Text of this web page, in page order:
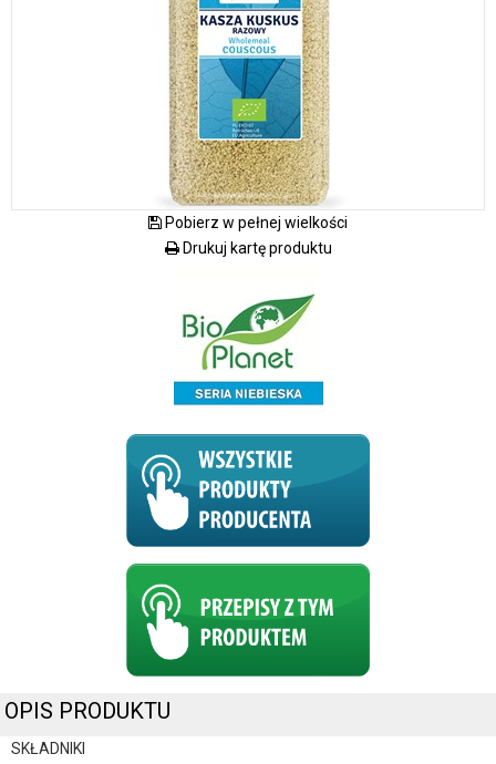
Pobierz w pełnej wielkości
Drukuj kartę produktu
OPIS PRODUKTU
SKŁADNIKI